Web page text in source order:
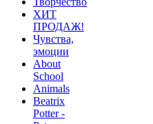
ХИТ
ПРОДАЖ!
Чувства,
эмоции
About
School
Animals
Beatrix
Potter -